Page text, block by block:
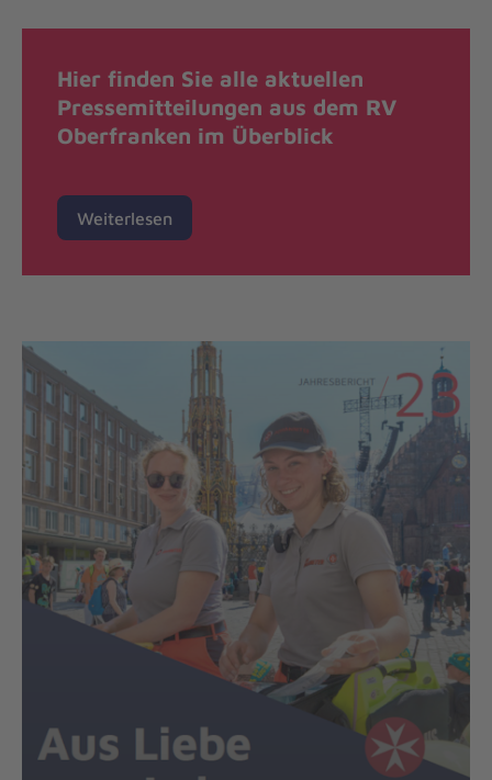
Hier finden Sie alle aktuellen
Pressemitteilungen aus dem RV
Oberfranken im Überblick
Weiterlesen